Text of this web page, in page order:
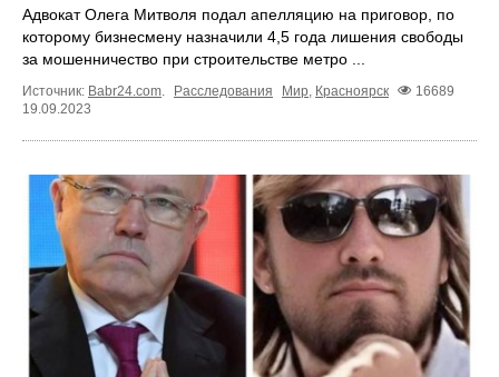
Адвокат Олега Митволя подал апелляцию на приговор, по
которому бизнесмену назначили 4,5 года лишения свободы
за мошенничество при строительстве метро ...
Источник: Babr24.com. Расследования Мир, Красноярск
16689
19.09.2023